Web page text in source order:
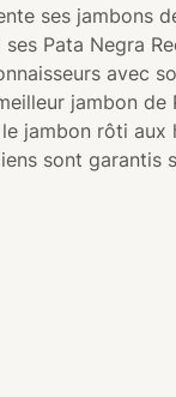
ses jambons
Pata Negra
avec
jambon de
jambon rôti aux
sont garantis